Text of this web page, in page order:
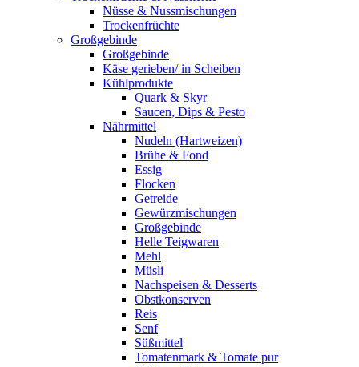
Nüsse & Nussmischungen
Trockenfrüchte
Großgebinde
Großgebinde
Käse gerieben/ in Scheiben
Kühlprodukte
Quark & Skyr
Saucen, Dips & Pesto
Nährmittel
Nudeln (Hartweizen)
Brühe & Fond
Essig
Flocken
Getreide
Gewürzmischungen
Großgebinde
Helle Teigwaren
Mehl
Müsli
Nachspeisen & Desserts
Obstkonserven
Reis
Senf
Süßmittel
Tomatenmark & Tomate pur